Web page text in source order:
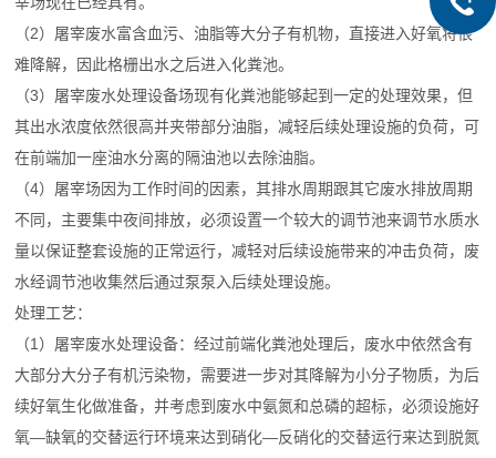
（2）屠宰废水富含血污、油脂等大分子有机物，直接进入好氧将很
难降解，因此格栅出水之后进入化粪池。
（3）屠宰废水处理设备场现有化粪池能够起到一定的处理效果，但
其出水浓度依然很高并夹带部分油脂，减轻后续处理设施的负荷，可
在前端加一座油水分离的隔油池以去除油脂。
（4）屠宰场因为工作时间的因素，其排水周期跟其它废水排放周期
不同，主要集中夜间排放，必须设置一个较大的调节池来调节水质水
量以保证整套设施的正常运行，减轻对后续设施带来的冲击负荷，废
水经调节池收集然后通过泵泵入后续处理设施。
处理工艺：
（1）屠宰废水处理设备：经过前端化粪池处理后，废水中依然含有
大部分大分子有机污染物，需要进一步对其降解为小分子物质，为后
续好氧生化做准备，并考虑到废水中氨氮和总磷的超标，必须设施好
氧—缺氧的交替运行环境来达到硝化—反硝化的交替运行来达到脱氮